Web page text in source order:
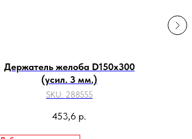
Держатель желоба D150х300
(усил. 3 мм.)
SKU: 288555
453,6 р.